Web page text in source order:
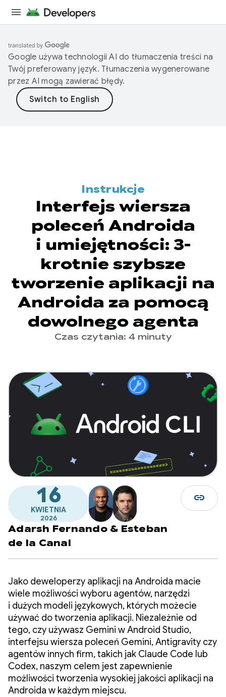
Google używa technologii AI do tłumaczenia treści na
Twój preferowany język. Tłumaczenia wygenerowane
przez AI mogą zawierać błędy.
Instrukcje
Interfejs wiersza
poleceń Androida
i umiejętności: 3-
krotnie szybsze
tworzenie aplikacji na
Androida za pomocą
dowolnego agenta
Czas czytania: 4 minuty
16
KWIETNIA
2026
Adarsh Fernando & Esteban
de la Canal
link
Jako deweloperzy aplikacji na Androida macie
wiele możliwości wyboru agentów, narzędzi
i dużych modeli językowych, których możecie
używać do tworzenia aplikacji. Niezależnie od
tego, czy używasz Gemini w Android Studio,
interfejsu wiersza poleceń Gemini, Antigravity czy
agentów innych firm, takich jak Claude Code lub
Codex, naszym celem jest zapewnienie
możliwości tworzenia wysokiej jakości aplikacji na
Androida w każdym miejscu.